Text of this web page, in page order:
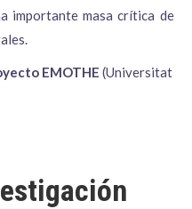
importante masa crítica de
EMOTHE (Universitat